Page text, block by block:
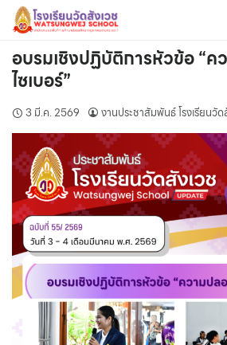
Skip
content
อบรมเชิงปฏิบัติการหัวข้อ “
ไซเบอร์”
3 มี.ค. 2569 งานประชาสัมพันธ์ โรงเรียนวัด